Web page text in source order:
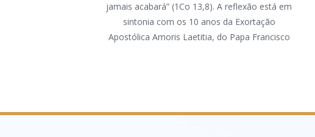
jamais acabará” (1Co 13,8). A reflexão está em
sintonia com os 10 anos da Exortação
Apostólica Amoris Laetitia, do Papa Francisco